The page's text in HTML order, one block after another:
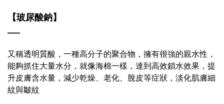
【玻尿酸鈉】
又稱透明質酸，一種高分子的聚合物，擁有很強的親水性，
能夠抓住大量水分，就像海棉一樣，達到高效鎖水效果，提
升皮膚含水量，減少乾燥、老化、脫皮等症狀，淡化肌膚細
紋與皺紋